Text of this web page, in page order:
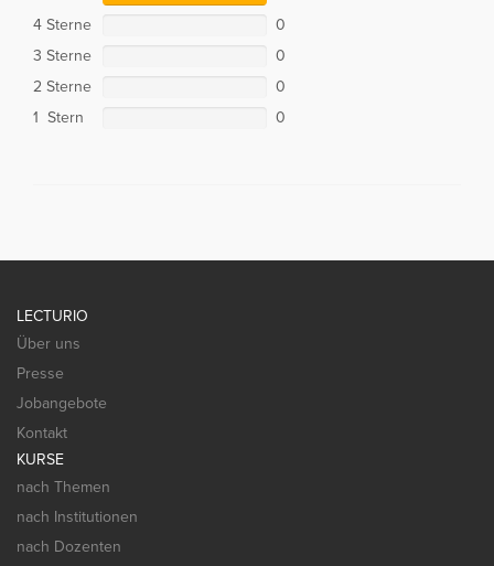
4 Sterne
0
3 Sterne
0
2 Sterne
0
1 Stern
0
LECTURIO
Über uns
Presse
Jobangebote
Kontakt
KURSE
nach Themen
nach Institutionen
nach Dozenten